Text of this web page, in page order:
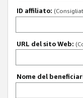
ID affiliato:
URL del sito Web:
Nome del